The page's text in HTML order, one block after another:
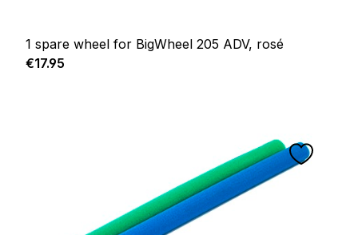
1 spare wheel for BigWheel 205 ADV, rosé
Regular price:
€17.95